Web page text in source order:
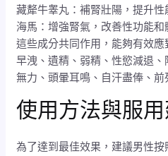
藏犛牛睾丸：補腎壯陽，提升性
海馬：增強腎氣，改善性功能和
這些成分共同作用，能夠有效
早洩、遺精、弱精、性慾減退
無力、頭暈耳鳴、自汗盡俸、前
使用方法與服
為了達到最佳效果，建議男性按